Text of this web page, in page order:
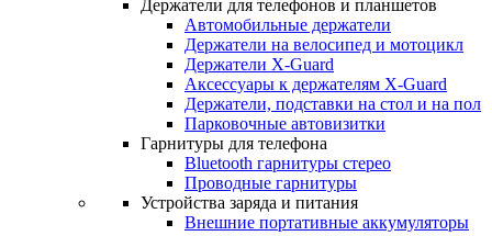
Держатели для телефонов и планшетов
Автомобильные держатели
Держатели на велосипед и мотоцикл
Держатели X-Guard
Аксессуары к держателям X-Guard
Держатели, подставки на стол и на пол
Парковочные автовизитки
Гарнитуры для телефона
Bluetooth гарнитуры стерео
Проводные гарнитуры
Устройства заряда и питания
Внешние портативные аккумуляторы